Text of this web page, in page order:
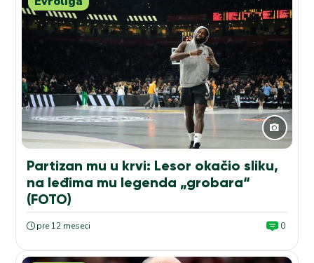
Partizan mu u krvi: Lesor okačio sliku,
na leđima mu legenda „grobara“
(FOTO)
pre 12 meseci 0